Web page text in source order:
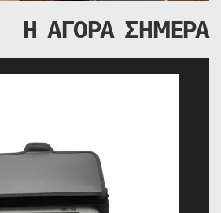
Η ΑΓΟΡΑ ΣΗΜΕΡΑ